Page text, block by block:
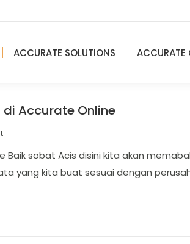
ACCURATE SOLUTIONS ACCURATE
Accurate Online
Baik sobat Acis disini kita akan
yang kita buat sesuai dengan